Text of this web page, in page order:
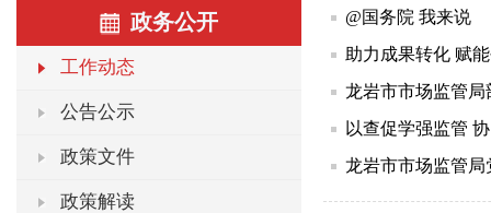
政务公开
工作动态
公告公示
政策文件
政策解读
@国务院 我来说
助力成果转化 赋
龙岩市市场监管
以查促学强监管
龙岩市市场监管